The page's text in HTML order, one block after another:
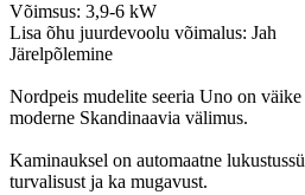
Klaasi kuju:
Uks avaneb:
Kütus:
Garantii:
VÄHEM
Võimsus: 3,9-6 kW
Lisa õhu juurdevoolu võimalus: Jah
Järelpõlemine
Nordpeis mudelite seeria Uno on
moderne Skandinaavia välimus.
Kaminauksel on automaatne
turvalisust ja ka mugavust.